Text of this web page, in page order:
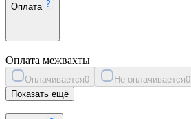
Оплата
Оплата межвахты
Оплачивается0 Не оплачивается0
Показать ещё